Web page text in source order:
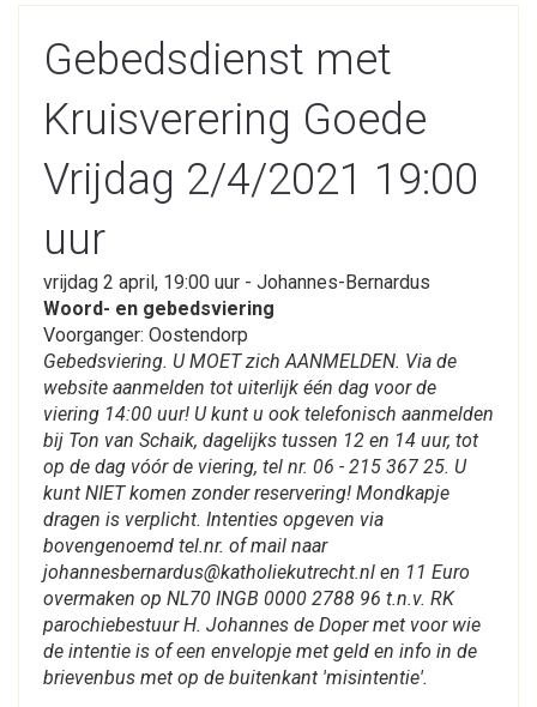
Gebedsdienst met
Kruisverering Goede
Vrijdag 2/4/2021 19:00
uur
vrijdag 2 april, 19:00 uur - Johannes-Bernardus
Woord- en gebedsviering
Voorganger: Oostendorp
Gebedsviering. U MOET zich AANMELDEN. Via de
website aanmelden tot uiterlijk één dag voor de
viering 14:00 uur! U kunt u ook telefonisch aanmelden
bij Ton van Schaik, dagelijks tussen 12 en 14 uur, tot
op de dag vóór de viering, tel nr. 06 - 215 367 25. U
kunt NIET komen zonder reservering! Mondkapje
dragen is verplicht. Intenties opgeven via
bovengenoemd tel.nr. of mail naar
johannesbernardus@katholiekutrecht.nl en 11 Euro
overmaken op NL70 INGB 0000 2788 96 t.n.v. RK
parochiebestuur H. Johannes de Doper met voor wie
de intentie is of een envelopje met geld en info in de
brievenbus met op de buitenkant 'misintentie'.